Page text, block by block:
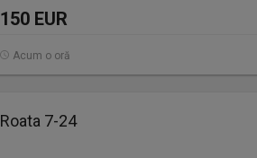
150 EUR
Acum o oră
Roata 7-24